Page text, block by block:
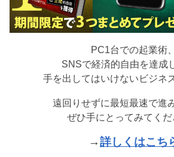
PC1台での起業術、
SNSで経済的自由を達成
手を出してはいけないビジネ
遠回りせずに最短最速で進
ぜひ手にとってみてくだ
→詳しくはこち